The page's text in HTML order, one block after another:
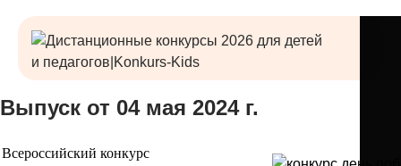
Выпуск от 04 мая 2024 г.
Всероссийский конкурс